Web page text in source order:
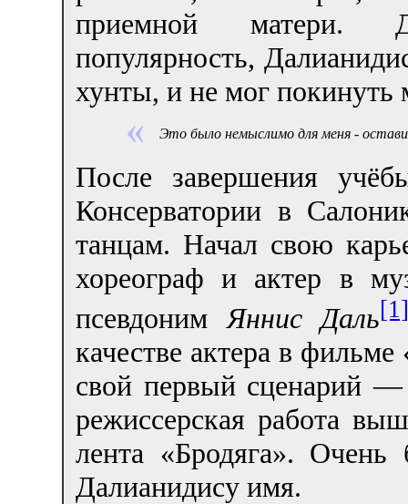
приемной матери.
популярность,
хунты, и не мог покинуть
Это было немыслимо для меня -
После завершения
Консерватории в
танцам. Начал свою
хореограф и актер в
псевдоним Яннис Даль
качестве актера в
свой первый сценарий
режиссерская работа
лента «Бродяга».
Далианидису имя.